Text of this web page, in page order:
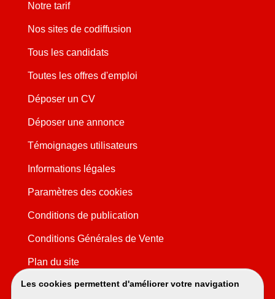
Les cookies permettent d'améliorer votre navigation
Notre tarif
Nos sites de codiffusion
Tous les candidats
Toutes les offres d'emploi
Déposer un CV
Déposer une annonce
Témoignages utilisateurs
Informations légales
Paramètres des cookies
Conditions de publication
Conditions Générales de Vente
Plan du site